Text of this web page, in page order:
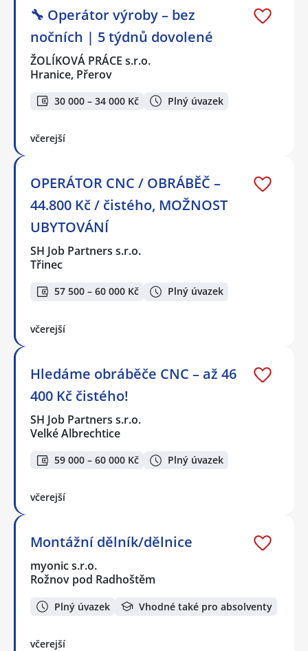
🔧 Operátor výroby – bez
nočních | 5 týdnů dovolené
ŽOLÍKOVÁ PRÁCE s.r.o.
Hranice, Přerov
30 000 – 34 000 Kč Plný úvazek
včerejší
OPERÁTOR CNC / OBRÁBĚČ –
44.800 Kč / čistého, MOŽNOST
UBYTOVÁNÍ
SH Job Partners s.r.o.
Třinec
57 500 – 60 000 Kč Plný úvazek
včerejší
Hledáme obráběče CNC – až 46
400 Kč čistého!
SH Job Partners s.r.o.
Velké Albrechtice
59 000 – 60 000 Kč Plný úvazek
včerejší
Montážní dělník/dělnice
myonic s.r.o.
Rožnov pod Radhoštěm
Plný úvazek Vhodné také pro absolventy
včerejší